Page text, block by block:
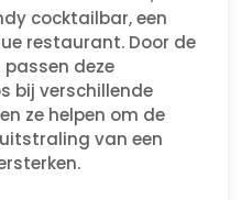
cocktailbar, een
restaurant. Door de
deze
bij verschillende
ze helpen om de
van een